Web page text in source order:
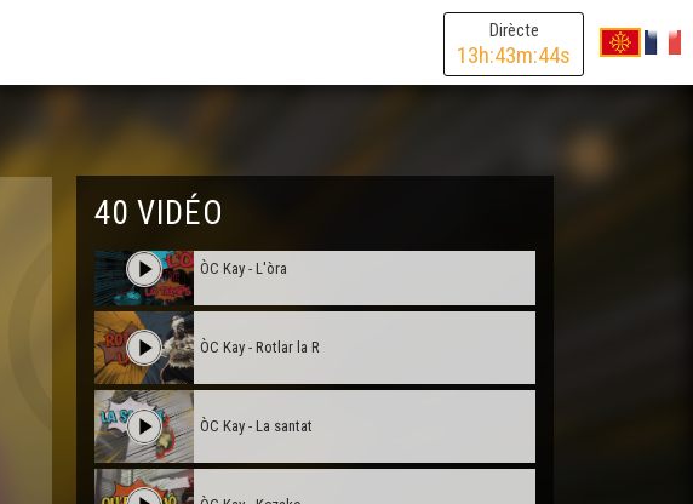
Dirècte
13h:43m:44s
40 VIDÉO
ÒC Kay - L'òra
ÒC Kay - Rotlar la R
ÒC Kay - La santat